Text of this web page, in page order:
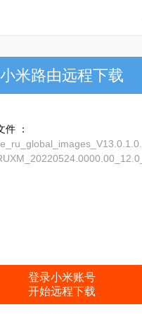
小米路由远程下载
件 ：
登录小米账号
开始远程下载